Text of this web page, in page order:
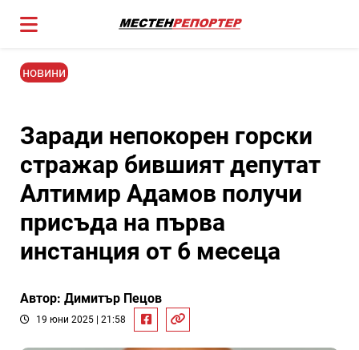
новини
Заради непокорен горски
стражар бившият депутат
Алтимир Адамов получи
присъда на първа
инстанция от 6 месеца
Автор: Димитър Пецов
19 юни 2025 | 21:58